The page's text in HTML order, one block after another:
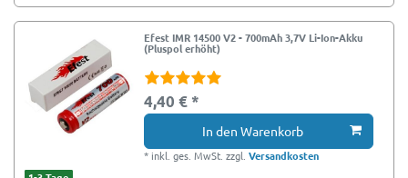
Efest IMR 14500 V2 - 700mAh 3,7V Li-Ion-Akku
(Pluspol erhöht)
4,40 € *
In den Warenkorb
* inkl. ges. MwSt. zzgl.Versandkosten